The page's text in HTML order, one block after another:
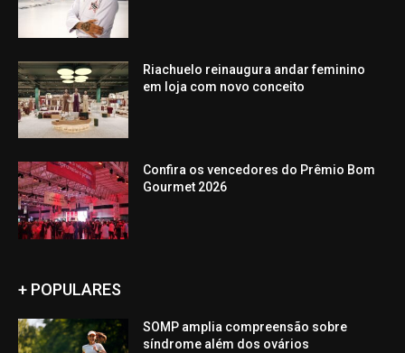
Riachuelo reinaugura andar feminino
em loja com novo conceito
Confira os vencedores do Prêmio Bom
Gourmet 2026
+ POPULARES
SOMP amplia compreensão sobre
síndrome além dos ovários